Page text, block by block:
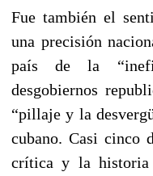
Fue también el
una precisión
país de la
desgobiernos
“pillaje y la
cubano. Casi cinco
crítica y la historia